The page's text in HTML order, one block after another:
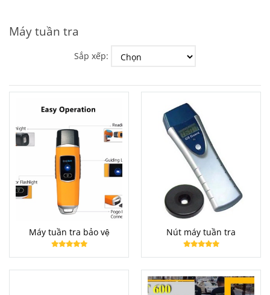
Máy tuần tra
Sắp xếp:
Máy tuần tra bảo vệ Nút máy tuần tra